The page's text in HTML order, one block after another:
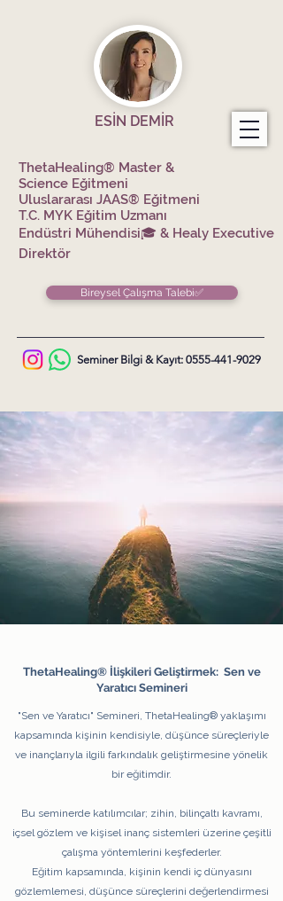
ESİN DEMİR
ThetaHealing® Master &
Science Eğitmeni
Uluslararası JAAS® Eğitmeni
T.C. MYK Eğitim Uzmanı
Endüstri Mühendisi🎓 & Healy Executive
Direktör
Bireysel Çalışma Talebi✅
Seminer Bilgi & Kayıt: 0555-441-9029
ThetaHealing® İlişkileri Geliştirmek: Sen ve
Yaratıcı Semineri
"Sen ve Yaratıcı" Semineri, ThetaHealing® yaklaşımı
kapsamında kişinin kendisiyle, düşünce süreçleriyle
ve inançlarıyla ilgili farkındalık geliştirmesine yönelik
bir eğitimdir.
Bu seminerde katılımcılar; zihin, bilinçaltı kavramı,
içsel gözlem ve kişisel inanç sistemleri üzerine çeşitli
çalışma yöntemlerini keşfederler.
Eğitim kapsamında, kişinin kendi iç dünyasını
gözlemlemesi, düşünce süreçlerini değerlendirmesi